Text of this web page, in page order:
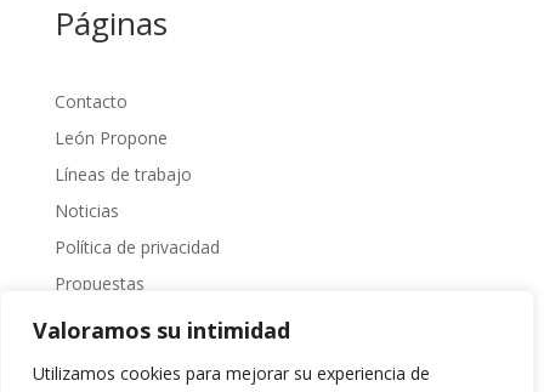
Valoramos su intimidad
Utilizamos cookies para mejorar su experiencia de
Páginas
Contacto
León Propone
Líneas de trabajo
Noticias
Política de privacidad
Propuestas
Sobre Nosotros